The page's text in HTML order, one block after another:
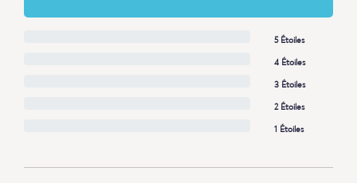
5 Étoiles
4 Étoiles
3 Étoiles
2 Étoiles
1 Étoiles